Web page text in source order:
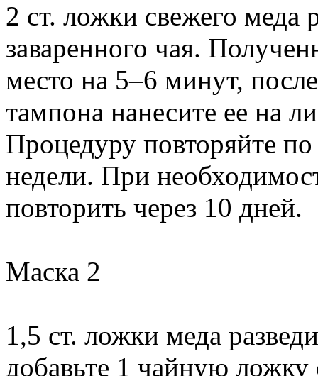
2 ст. ложки свежего меда
заваренного чая.
место на 5–6 минут,
тампона нанесите ее на
Процедуру повторяйте
недели. При
повторить через 10 дней.
Маска 2
1,5 ст. ложки меда
добавьте 1 чайную